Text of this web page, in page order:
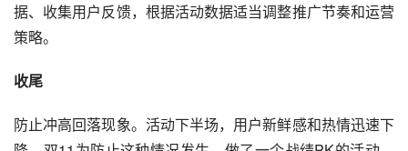
据、收集用户反馈，根据活动数据适当调整推广节奏和运营
策略。
收尾
防止冲高回落现象。活动下半场，用户新鲜感和热情迅速下